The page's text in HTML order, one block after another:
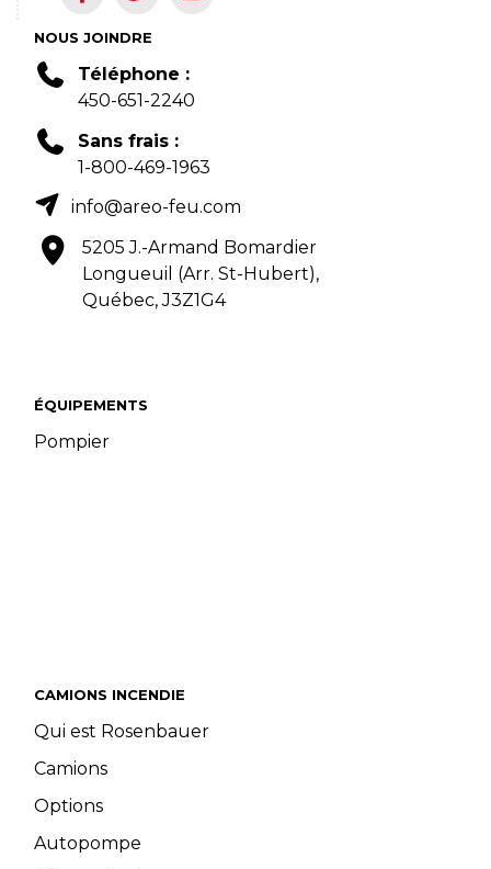
ÉQUIPEMENTS
Pompier
CAMIONS INCENDIE
Qui est Rosenbauer
Camions
Options
Autopompe
NOUS JOINDRE
Téléphone :
450-651-2240
Sans frais :
1-800-469-1963
info@areo-feu.com
5205 J.-Armand Bomardier
Longueuil (Arr. St-Hubert),
Québec, J3Z1G4